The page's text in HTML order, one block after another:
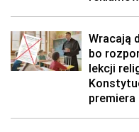
Wracają
bo
lekcji
premiera